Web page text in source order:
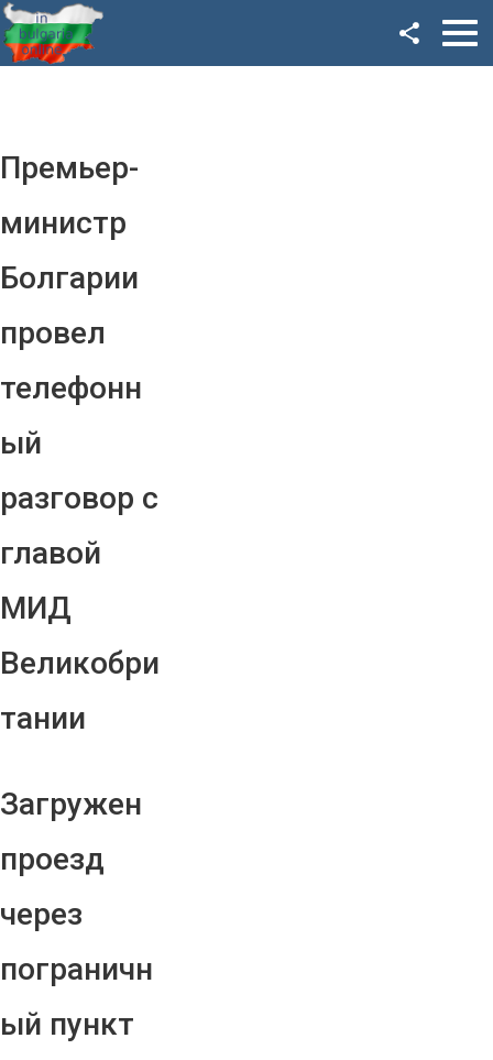
Премьер-
министр
Болгарии
провел
телефонн
ый
разговор с
главой
МИД
Великобри
тании
Загружен
проезд
через
пограничн
ый пункт